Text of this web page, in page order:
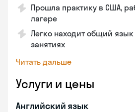
Прошла практику в США,
лагере
Легко находит общий
занятиях
Читать дальше
Услуги и цены
Английский язык